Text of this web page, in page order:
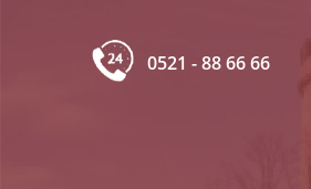
0521 - 88 66 66